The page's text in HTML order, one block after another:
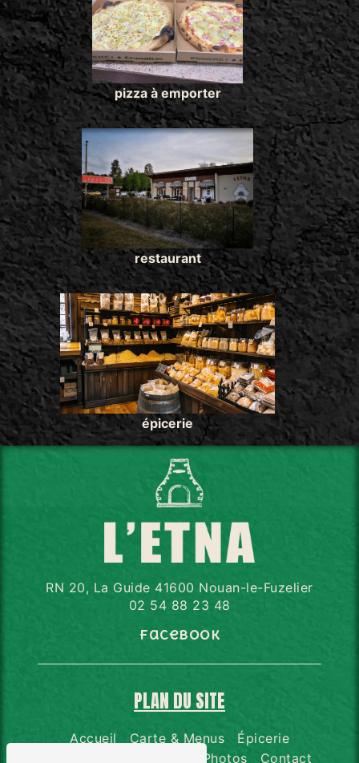
pizza à emporter
restaurant
épicerie
RN 20, La Guide 41600 Nouan-le-Fuzelier
02 54 88 23 48
Facebook
PLAN DU SITE
Accueil Carte & Menus
Épicerie
Photos Contact